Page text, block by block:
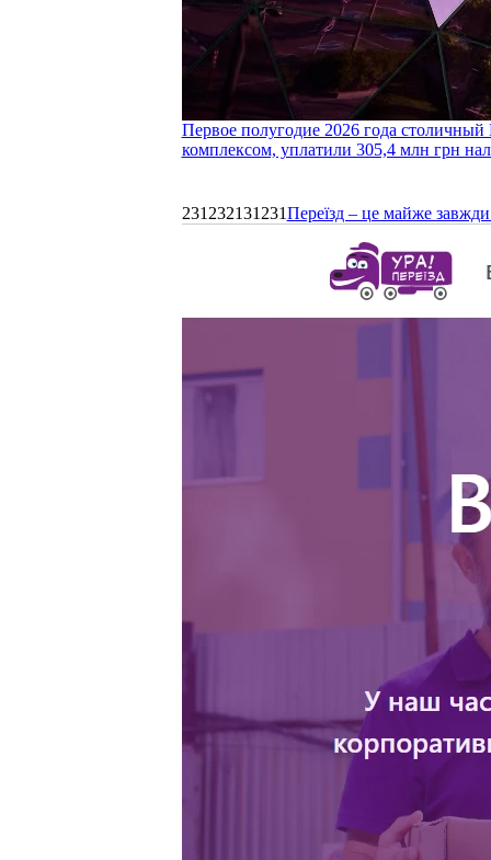
Первое полугодие 2026 года
комплексом, уплатили 305,4 млн грн
231232131231Переїзд – це майже